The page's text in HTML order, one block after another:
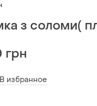
з соломи(
грн
В избранное